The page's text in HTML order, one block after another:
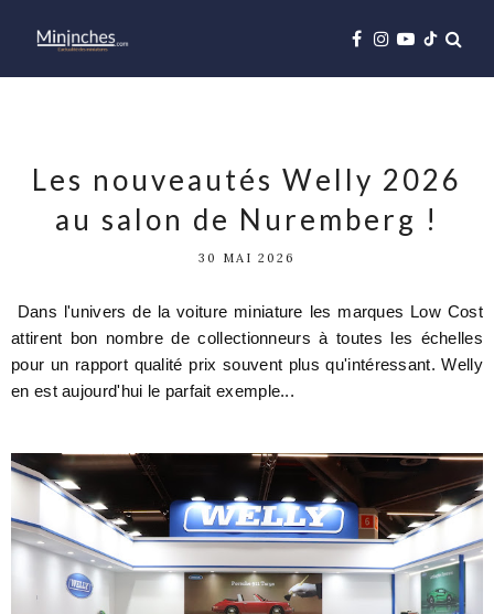
Les nouveautés Welly 2026
au salon de Nuremberg !
30 MAI 2026
Dans l'univers de la voiture miniature les marques Low Cost
attirent bon nombre de collectionneurs à toutes les échelles
pour un rapport qualité prix souvent plus qu'intéressant. Welly
en est aujourd'hui le parfait exemple...